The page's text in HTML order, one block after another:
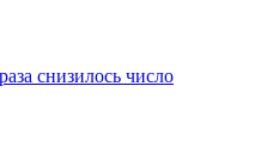
снизилось число